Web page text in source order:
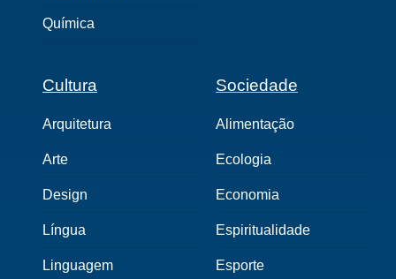
Química
Cultura
Arquitetura
Arte
Design
Língua
Linguagem
Sociedade
Alimentação
Ecologia
Economia
Espiritualidade
Esporte